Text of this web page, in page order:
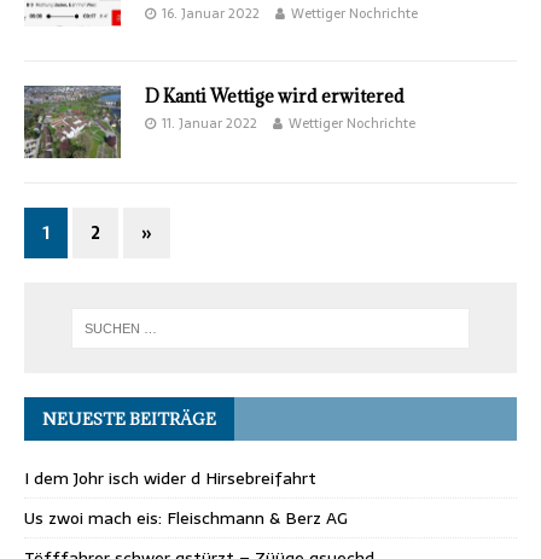
16. Januar 2022 Wettiger Nochrichte
D Kanti Wettige wird erwitered
11. Januar 2022 Wettiger Nochrichte
1 2 »
NEUESTE BEITRÄGE
I dem Johr isch wider d Hirsebreifahrt
Us zwoi mach eis: Fleischmann & Berz AG